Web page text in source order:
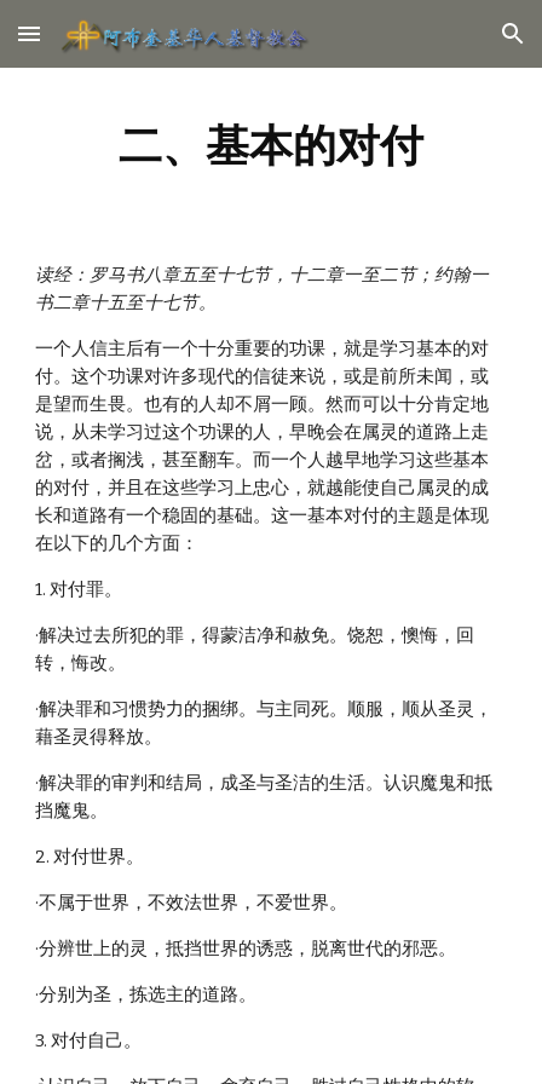
Skip to main content Skip to navigation
二、基本的对付
读经：罗马书八章五至十七节，十二章一至二节；约翰一
书二章十五至十七节。
一个人信主后有一个十分重要的功课，就是学习基本的对
付。这个功课对许多现代的信徒来说，或是前所未闻，或
是望而生畏。也有的人却不屑一顾。然而可以十分肯定地
说，从未学习过这个功课的人，早晚会在属灵的道路上走
岔，或者搁浅，甚至翻车。而一个人越早地学习这些基本
的对付，并且在这些学习上忠心，就越能使自己属灵的成
长和道路有一个稳固的基础。这一基本对付的主题是体现
在以下的几个方面：
1. 对付罪。
·解决过去所犯的罪，得蒙洁净和赦免。饶恕，懊悔，回
转，悔改。
·解决罪和习惯势力的捆绑。与主同死。顺服，顺从圣灵，
藉圣灵得释放。
·解决罪的审判和结局，成圣与圣洁的生活。认识魔鬼和抵
挡魔鬼。
2. 对付世界。
·不属于世界，不效法世界，不爱世界。
·分辨世上的灵，抵挡世界的诱惑，脱离世代的邪恶。
·分别为圣，拣选主的道路。
3. 对付自己。